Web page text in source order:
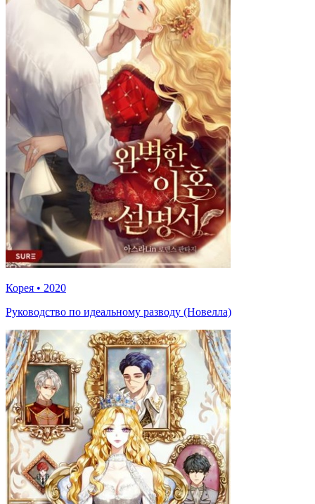
Корея • 2020
Руководство по идеальному разводу (Новелла)